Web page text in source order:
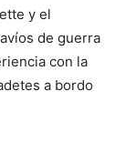
y el
de guerra
con la
a bordo